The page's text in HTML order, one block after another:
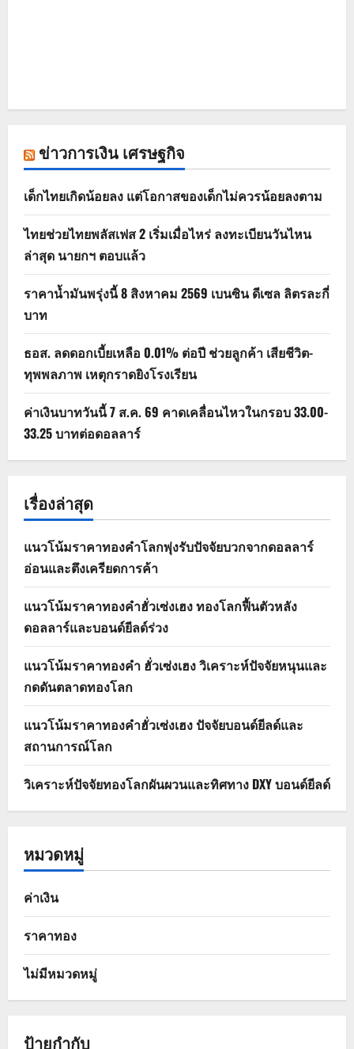
ข่าวการเงิน เศรษฐกิจ
เด็กไทยเกิดน้อยลง แต่โอกาสของเด็กไม่ควรน้อยลงตาม
ไทยช่วยไทยพลัสเฟส 2 เริ่มเมื่อไหร่ ลงทะเบียนวันไหน
ล่าสุด นายกฯ ตอบแล้ว
ราคาน้ำมันพรุ่งนี้ 8 สิงหาคม 2569 เบนซิน ดีเซล ลิตรละกี่
บาท
ธอส. ลดดอกเบี้ยเหลือ 0.01% ต่อปี ช่วยลูกค้า เสียชีวิต-
ทุพพลภาพ เหตุกราดยิงโรงเรียน
ค่าเงินบาทวันนี้ 7 ส.ค. 69 คาดเคลื่อนไหวในกรอบ 33.00-
33.25 บาทต่อดอลลาร์
เรื่องล่าสุด
แนวโน้มราคาทองคำโลกพุ่งรับปัจจัยบวกจากดอลลาร์
อ่อนและตึงเครียดการค้า
แนวโน้มราคาทองคำฮั่วเซ่งเฮง ทองโลกฟื้นตัวหลัง
ดอลลาร์และบอนด์ยีลด์ร่วง
แนวโน้มราคาทองคำ ฮั่วเซ่งเฮง วิเคราะห์ปัจจัยหนุนและ
กดดันตลาดทองโลก
แนวโน้มราคาทองคำฮั่วเซ่งเฮง ปัจจัยบอนด์ยีลด์และ
สถานการณ์โลก
วิเคราะห์ปัจจัยทองโลกผันผวนและทิศทาง DXY บอนด์ยีลด์
หมวดหมู่
ค่าเงิน
ราคาทอง
ไม่มีหมวดหมู่
ป้ายกำกับ